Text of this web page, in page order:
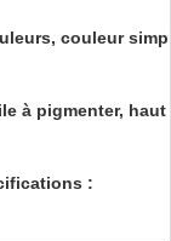
couleur
à pigmenter,
: